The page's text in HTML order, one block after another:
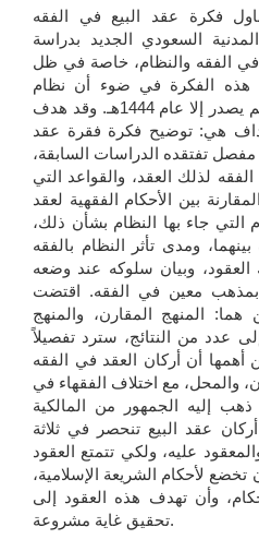
فكرة عقد البيع في الفقه
السعودي الجديد بدراسة
الفقه والنظام، خاصة في ظل
هذه الفكرة في ضوء أن نظام
المعاملات المدنية السعودي لم يصدر إلا عام 1444هـ. وقد هدف
هي: توضيح فكرة فقرة عقد
تفتقده الدراسات السابقة،
لذلك العقد، والقواعد التي
بين الأحكام الفقهية لعقد
التي جاء بها النظام بشأن ذلك،
بينهما، ومدى تأثر النظام بالفقه
العقود، وبيان سلوكه عند وضعه
بمذهب معين في الفقه. اقتضت
المنهج المقارن، والمنهج
عدد من النتائج، سترد تفصيلاً
أهمها أن أركان العقد في الفقه
والمحل، مع اختلاف الفقهاء في
ذهب إليه الجمهور من المالكية
عقد البيع تنحصر في ثلاثة
عليه، ولكي تتمتع العقود
لأحكام الشريعة الإسلامية،
وأن تهدف هذه العقود إلى
تحقيق غاية مشروعة.